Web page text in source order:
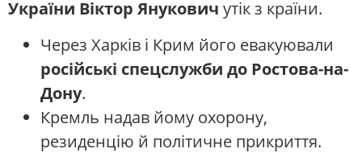
України Віктор Янукович утік з країни.
Через Харків і Крим його евакуювали
російські спецслужби до Ростова-на-
Дону.
Кремль надав йому охорону,
резиденцію й політичне прикриття.